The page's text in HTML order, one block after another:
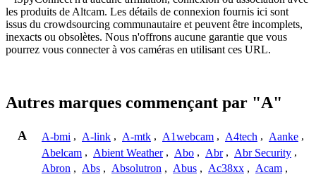
les produits de Altcam. Les détails de connexion fournis ici sont
issus du crowdsourcing communautaire et peuvent être incomplets,
inexacts ou obsolètes. Nous n'offrons aucune garantie que vous
pourrez vous connecter à vos caméras en utilisant ces URL.
Autres marques commençant par "A"
A A-bmi , A-link , A-mtk , A1webcam , A4tech , Aanke ,
Abelcam , Abient Weather , Abo , Abr , Abr Security ,
Abron , Abs , Absolutron , Abus , Ac38xx , Acam ,